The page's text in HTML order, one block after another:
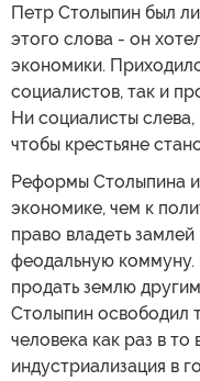
Петр Столыпин был
этого слова - он
экономики.
социалистов, так и
Ни социалисты слева,
чтобы крестьяне
Реформы Столыпина
экономике, чем к
право владеть
феодальную коммуну.
продать землю
Столыпин освободил
человека как раз в то
индустриализация в